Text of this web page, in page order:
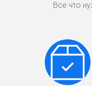
Все что